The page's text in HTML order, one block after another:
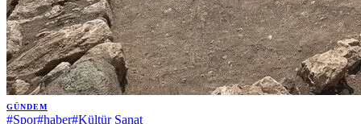
GÜNDEM
#Spor#haber#Kültür Sanat